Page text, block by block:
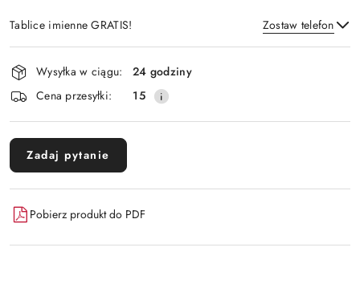
Tablice imienne GRATIS! Zostaw telefon
Wyślij
Dostępność
i
dostawa
Wysyłka w ciągu:
24 godziny
Cena przesyłki:
15
Zadaj pytanie
Pobierz produkt do PDF